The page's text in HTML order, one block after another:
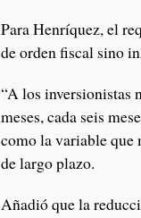
Para Henríquez, el
de orden fiscal sino
“A los inversionistas
meses, cada seis
como la variable que
de largo plazo.
Añadió que la